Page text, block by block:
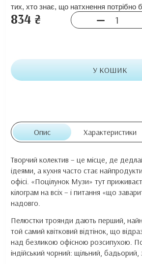
тих, хто знає, що натхнення потрібно
834 ₴
У КОШИК
Опис Характеристики
Творчий колектив – це місце, де
ідеями, а кухня часто стає
офісі. «Поцілунок Музи» тут
кілограм на всіх – і питання «що
надовго.
Пелюстки троянди дають перший,
той самий квітковий відтінок, що
над безликою офісною розсипухою.
індійський чорний: щільний,